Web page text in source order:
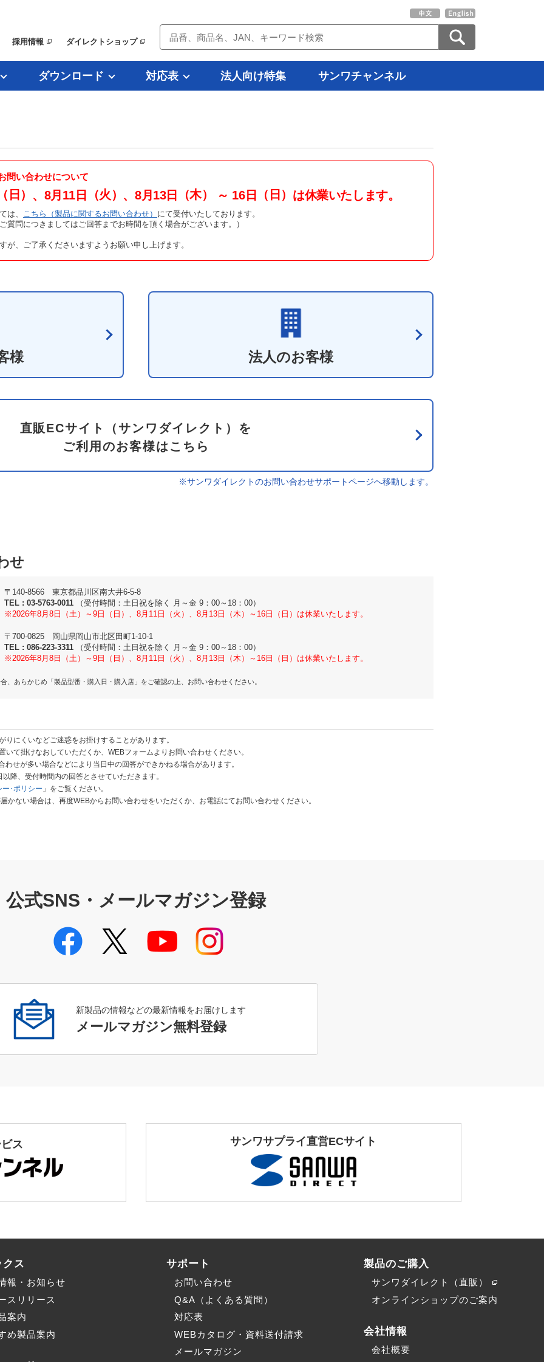
採用情報 ダイレクトショップ
ダウンロード 対応表 法人向け特集 サンワチャンネル
問い合わせについて
日） 、8月11日 （火） 、8月13日 （木） ～ 16日 （日） は休業いたします。
は、 こちら（製品に関するお問い合わせ） にて受付いたしております。
質問につきましてはご回答までお時間を頂く場合がございます。）
が、ご了承くださいますようお願い申し上げます。
様 法人のお客様
直販ECサイト（サンワダイレクト）を
ご利用のお客様はこちら
※サンワダイレクトのお問い合わせサポートページへ移動します。
せ
〒140-8566 東京都品川区南大井6-5-8
TEL :03-5763-0011
（受付時間：土日祝を除く 月～金 9：00～18：00）
※2026年8月8日（土）～9日（日）、8月11日（火）、8月13日（木）～16日（日）は休業いたします。
〒700-0825 岡山県岡山市北区田町1-10-1
TEL :086-223-3311
（受付時間：土日祝を除く 月～金 9：00～18：00）
※2026年8月8日（土）～9日（日）、8月11日（火）、8月13日（木）～16日（日）は休業いたします。
あらかじめ「製品型番・購入日・購入店」をご確認の上、お問い合わせください。
にくいなどご迷惑をお掛けすることがあります。
て掛けなおしていただくか、WEBフォームよりお問い合わせください。
せが多い場合などにより当日中の回答ができかねる場合があります。
降、受付時間内の回答とさせていただきます。
･ポリシー 」をご覧ください。
ない場合は、再度WEBからお問い合わせをいただくか、お電話にてお問い合わせください。
公式SNS・メールマガジン登録
新製品の情報などの最新情報をお届けします
メールマガジン無料登録
ス サンワサプライ直営ECサイト
クス
報・お知らせ
スリリース
案内
め製品案内
サポート
お問い合わせ
Q&A（よくある質問）
対応表
WEBカタログ・資料送付請求
メールマガジン
製品のご購入
サンワダイレクト（直販）
オンラインショップのご案内
会社情報
会社概要